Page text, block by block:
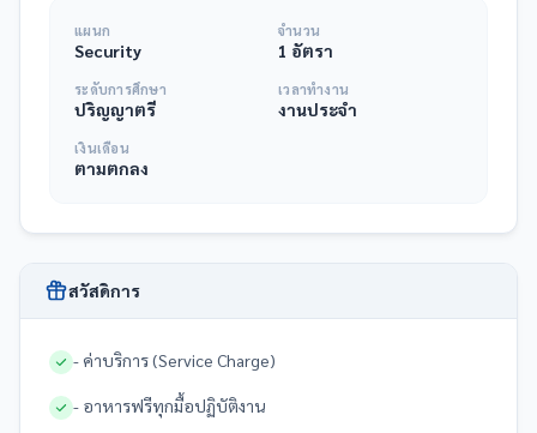
แผนก
Security
จำนวน
1 อัตรา
ระดับการศึกษา
ปริญญาตรี
เวลาทำงาน
งานประจำ
เงินเดือน
ตามตกลง
สวัสดิการ
- ค่าบริการ (Service Charge)
- อาหารฟรีทุกมื้อปฏิบัติงาน